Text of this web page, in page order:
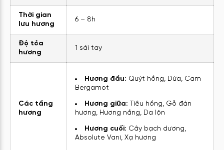
Thời gian
lưu hương
6 – 8h
Độ tỏa
hương
1 sải tay
Các tầng
hương
Hương đầu: Quýt hồng, Dứa, Cam
Bergamot
Hương giữa: Tiêu hồng, Gỗ đàn
hương, Hương nắng, Da lộn
Hương cuối: Cây bạch dương,
Absolute Vani, Xạ hương